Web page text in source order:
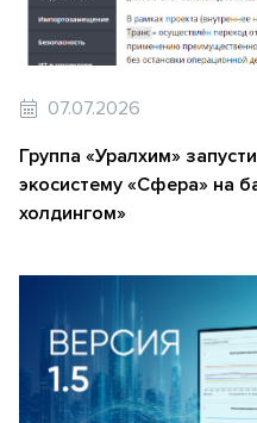
07.07.2026
Группа «Уралхим»
экосистему «Сфера» на
холдингом»